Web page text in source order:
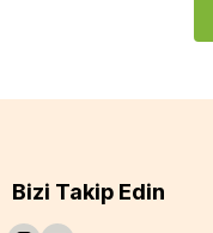
Bizi Takip Edin